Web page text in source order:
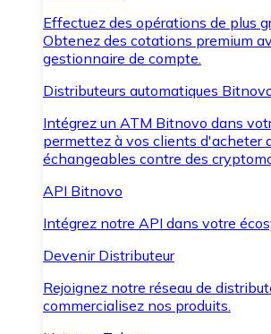
Effectuez des opérations de plus
Obtenez des cotations premium
gestionnaire de compte.
Distributeurs automatiques
Intégrez un ATM Bitnovo dans
permettez à vos clients d'acheter
échangeables contre des
API Bitnovo
Intégrez notre API dans votre
Devenir Distributeur
Rejoignez notre réseau de
commercialisez nos produits.